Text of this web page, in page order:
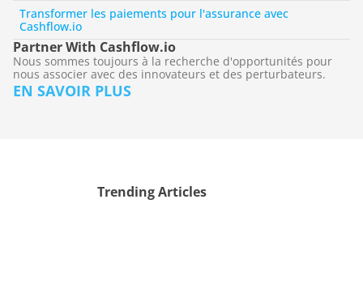
Transformer les paiements pour l'assurance avec
Cashflow.io
Partner With Cashflow.io
Nous sommes toujours à la recherche d'opportunités pour
nous associer avec des innovateurs et des perturbateurs.
EN SAVOIR PLUS
Trending Articles